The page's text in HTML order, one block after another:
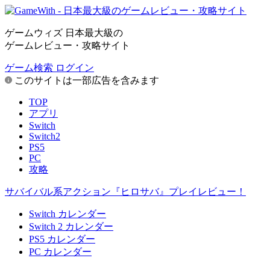
ゲームウィズ 日本最大級の
ゲームレビュー・攻略サイト
ゲーム検索 ログイン
このサイトは一部広告を含みます
TOP
アプリ
Switch
Switch2
PS5
PC
攻略
サバイバル系アクション『ヒロサバ』プレイレビュー！
Switch カレンダー
Switch 2 カレンダー
PS5 カレンダー
PC カレンダー